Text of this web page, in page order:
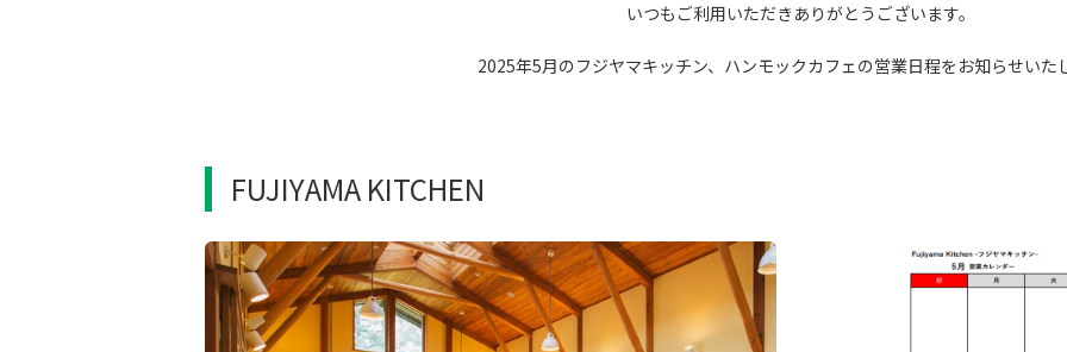
いつもご利用いただきありがとうございます。
2025年5月のフジヤマキッチン、ハンモックカフェの営業日程をお知らせいた
FUJIYAMA KITCHEN